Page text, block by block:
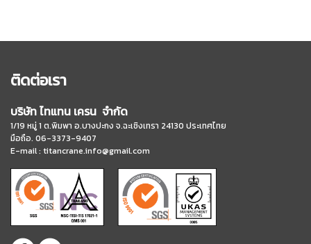
ติดต่อเรา
บริษัท ไทแทน เครน จำกัด
1/19 หมู่ 1 ต.พิมพา อ.บางปะกง จ.ฉะเชิงเทรา 24130 ประเทศไทย
มือถือ. 06-3373-9407
E-mail : titancrane.info@gmail.com